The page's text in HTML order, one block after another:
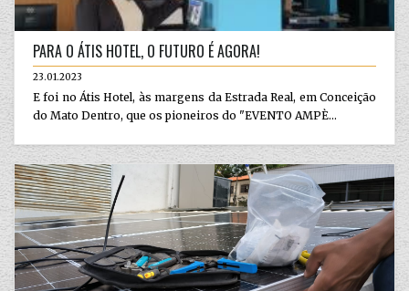
PARA O ÁTIS HOTEL, O FUTURO É AGORA!
23.01.2023
E foi no Átis Hotel, às margens da Estrada Real, em Conceição
do Mato Dentro, que os pioneiros do "EVENTO AMPÈ...